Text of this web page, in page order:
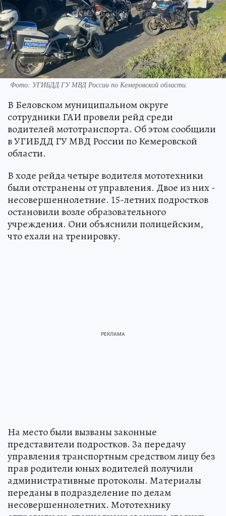
Фото: УГИБДД ГУ МВД России по Кемеровской области.
В Беловском муниципальном округе
сотрудники ГАИ провели рейд среди
водителей мототранспорта. Об этом сообщили
в УГИБДД ГУ МВД России по Кемеровской
области.
В ходе рейда четыре водителя мототехники
были отстранены от управления. Двое из них -
несовершеннолетние. 15-летних подростков
остановили возле образовательного
учреждения. Они объяснили полицейским,
что ехали на тренировку.
На место были вызваны законные
представители подростков. За передачу
управления транспортным средством лицу без
прав родители юных водителей получили
административные протоколы. Материалы
переданы в подразделение по делам
несовершеннолетних. Мототехнику